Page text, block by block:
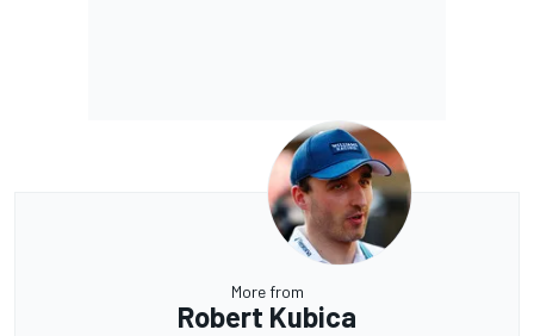
More from
Robert Kubica